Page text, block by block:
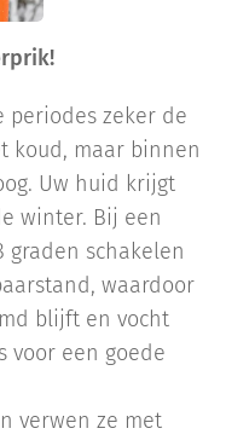
periodes zeker de
koud, maar binnen
Uw huid krijgt
winter. Bij een
schakelen
waardoor
blijft en vocht
voor een goede
verwen ze met